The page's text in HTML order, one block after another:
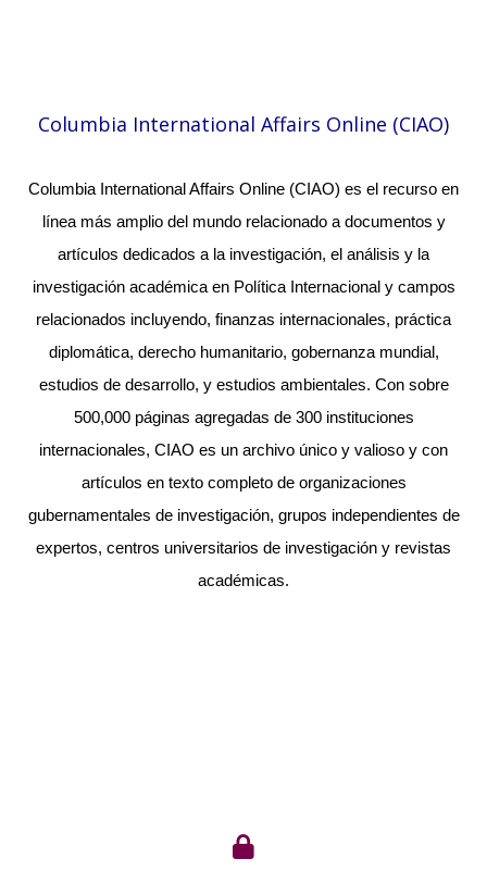
Columbia International Affairs Online (CIAO)
Columbia International Affairs Online (CIAO) es el recurso en
línea más amplio del mundo relacionado a documentos y
artículos dedicados a la investigación, el análisis y la
investigación académica en Política Internacional y campos
relacionados incluyendo, finanzas internacionales, práctica
diplomática, derecho humanitario, gobernanza mundial,
estudios de desarrollo, y estudios ambientales. Con sobre
500,000 páginas agregadas de 300 instituciones
internacionales, CIAO es un archivo único y valioso y con
artículos en texto completo de organizaciones
gubernamentales de investigación, grupos independientes de
expertos, centros universitarios de investigación y revistas
académicas.